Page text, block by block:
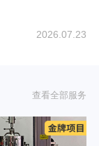
2026.07.23
查看全部服务